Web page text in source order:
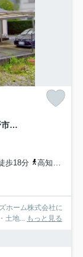
「勝手口直結の土間パントリー付」香南市野市町大谷 中古一戸建て
歩18分
高知県香南市「アクトランド前」バス停下車 徒歩6分
ホーム株式会社に
土地... もっと見る